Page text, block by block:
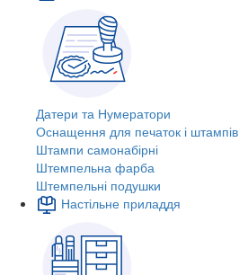
Датери та Нумератори
Оснащення для печаток і штампів
Штампи самонабірні
Штемпельна фарба
Штемпельні подушки
Настільне приладдя